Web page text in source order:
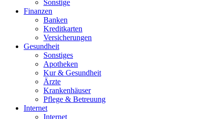
Sonstige
Finanzen
Banken
Kreditkarten
Versicherungen
Gesundheit
Sonstiges
Apotheken
Kur & Gesundheit
Ärzte
Krankenhäuser
Pflege & Betreuung
Internet
Internet